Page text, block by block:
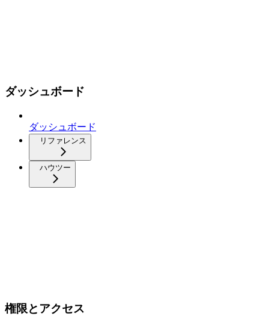
ダッシュボード
ダッシュボード
リファレンス
ハウツー
権限とアクセス